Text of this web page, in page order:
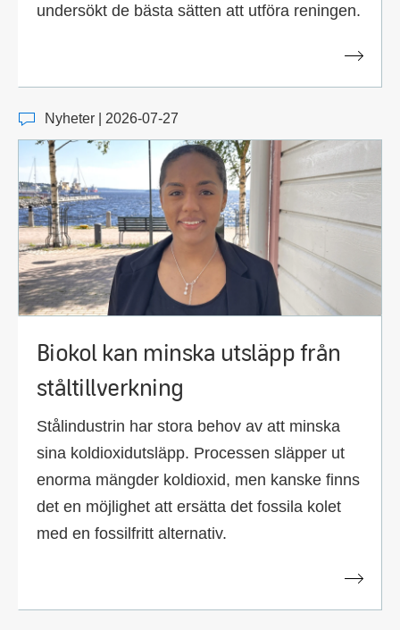
undersökt de bästa sätten att utföra reningen.
Nyheter | 2026-07-27
Biokol kan minska utsläpp från
ståltillverkning
Stålindustrin har stora behov av att minska
sina koldioxidutsläpp. Processen släpper ut
enorma mängder koldioxid, men kanske finns
det en möjlighet att ersätta det fossila kolet
med en fossilfritt alternativ.